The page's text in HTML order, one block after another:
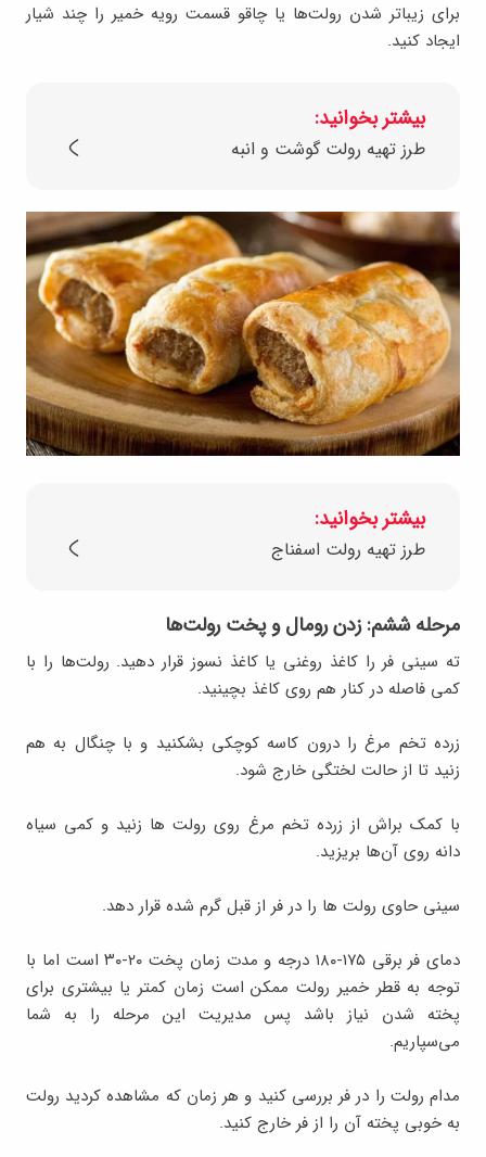
برای زیباتر شدن رولت‌ها یا چاقو قسمت رویه خمیر را چند شیار
ایجاد کنید.
بیشتر بخوانید:
طرز تهیه رولت گوشت و انبه
بیشتر بخوانید:
طرز تهیه رولت اسفناج
مرحله ششم: زدن رومال و پخت رولت‌ها
ته سینی فر را کاغذ روغنی یا کاغذ نسوز قرار دهید. رولت‌ها را با
کمی فاصله در کنار هم روی کاغذ بچینید.
زرده تخم مرغ را درون کاسه کوچکی بشکنید و با چنگال به هم
زنید تا از حالت لختگی خارج شود.
با کمک براش از زرده تخم مرغ روی رولت ها زنید و کمی سیاه
دانه روی آن‌ها بریزید.
سینی حاوی رولت ها را در فر از قبل گرم شده قرار دهد.
دمای فر برقی ۱۷۵-۱۸۰ درجه و مدت زمان پخت ۲۰-۳۰ است اما با
توجه به قطر خمیر رولت ممکن است زمان کمتر یا بیشتری برای
پخته شدن نیاز باشد پس مدیریت این مرحله را به شما
می‌سپاریم.
مدام رولت را در فر بررسی کنید و هر زمان که مشاهده کردید رولت
به خوبی پخته آن را از فر خارج کنید.